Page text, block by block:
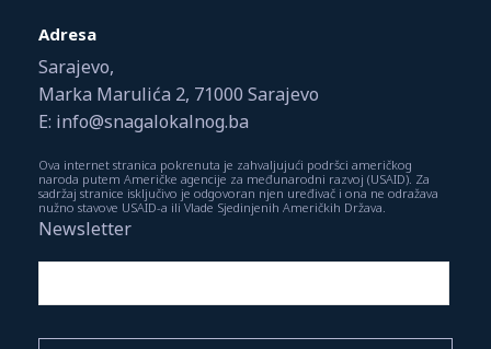
Adresa
Sarajevo,
Marka Marulića 2, 71000 Sarajevo
E: info@snagalokalnog.ba
Ova internet stranica pokrenuta je zahvaljujući podršci američkog
naroda putem Američke agencije za međunarodni razvoj (USAID). Za
sadržaj stranice isključivo je odgovoran njen uređivač i ona ne odražava
nužno stavove USAID-a ili Vlade Sjedinjenih Američkih Država.
Newsletter